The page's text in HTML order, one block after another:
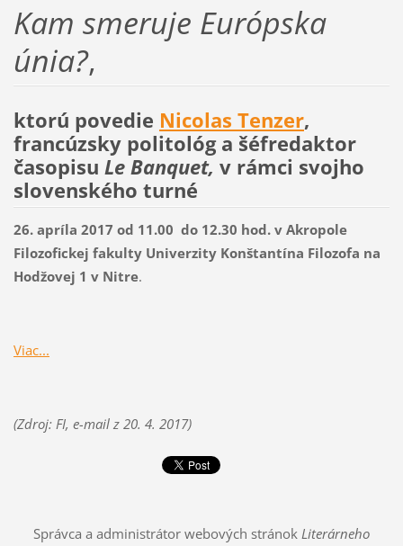
Kam smeruje Európska
únia?,
ktorú povedie Nicolas Tenzer,
francúzsky politológ a šéfredaktor
časopisu Le Banquet, v rámci svojho
slovenského turné
26. apríla 2017 od 11.00 do 12.30 hod. v Akropole
Filozofickej fakulty Univerzity Konštantína Filozofa na
Hodžovej 1 v Nitre.
Viac...
(Zdroj: FI, e-mail z 20. 4. 2017)
Správca a administrátor webových stránok Literárneho